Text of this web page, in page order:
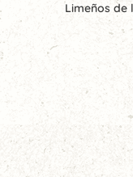
Limeños de